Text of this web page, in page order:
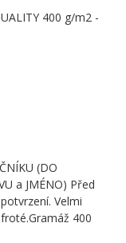
(DO
a JMÉNO) Před
Velmi
400